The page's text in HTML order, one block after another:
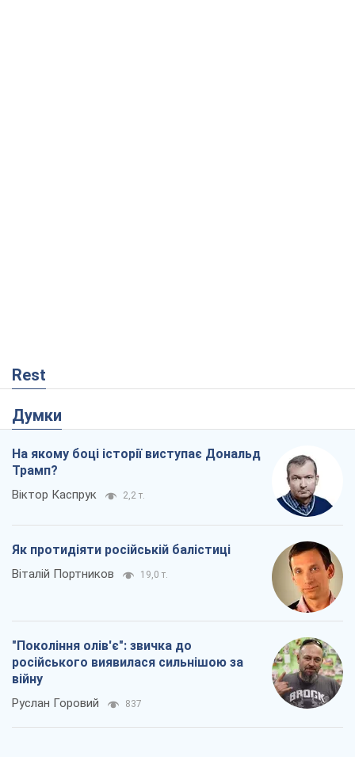
Rest
Думки
На якому боці історії виступає Дональд
Трамп?
Віктор Каспрук 2,2 т.
Як протидіяти російській балістиці
Віталій Портников 19,0 т.
"Покоління олів'є": звичка до
російського виявилася сильнішою за
війну
Руслан Горовий 837